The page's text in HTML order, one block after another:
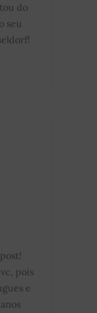
do
seu
pois
e